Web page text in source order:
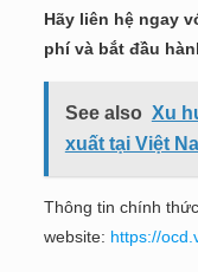
Hãy liên hệ ngay
phí và bắt đầu
See also Xu
xuất tại Việt
Thông tin chính
website: https://